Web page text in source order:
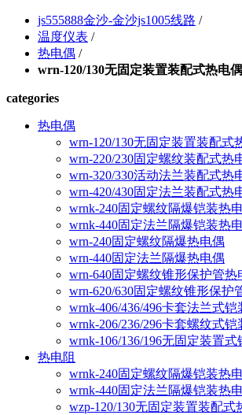
js555888金沙-金沙js1005线路 /
温度仪表 /
热电偶 /
wrn-120/130无固定装置装配式热电偶
categories
热电偶
wrn-120/130无固定装置装配式
wrn-220/230固定螺纹装配式热
wrn-320/330活动法兰装配式热
wrn-420/430固定法兰装配式热
wrnk-240固定螺纹隔爆铠装热
wrnk-440固定法兰隔爆铠装热
wrn-240固定螺纹隔爆热电偶
wrn-440固定法兰隔爆热电偶
wrn-640固定螺纹锥形保护管热
wrn-620/630固定螺纹锥形保护
wrnk-406/436/496卡套法兰式铠
wrnk-206/236/296卡套螺纹式铠
wrnk-106/136/196无固定装置
热电阻
wrnk-240固定螺纹隔爆铠装热
wrnk-440固定法兰隔爆铠装热
wzp-120/130无固定装置装配式